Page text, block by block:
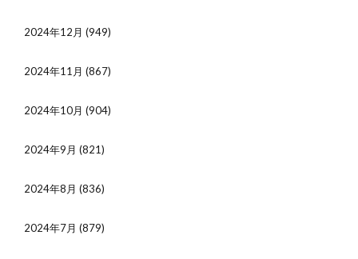
2024年12月 (949)
2024年11月 (867)
2024年10月 (904)
2024年9月 (821)
2024年8月 (836)
2024年7月 (879)